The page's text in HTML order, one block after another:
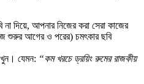
না দিয়ে, আপনার নিজের করা সেরা কাজের
শুরুর আগের ও পরের) চমৎকার ছবি
যেমন: “কম খরচে ড্রয়িং রুমের রাজকীয়